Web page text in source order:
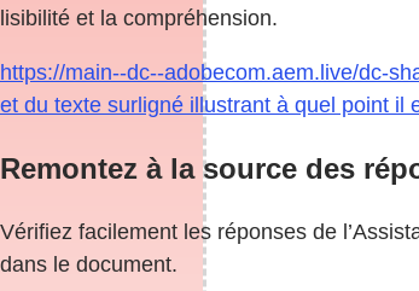
lisibilité et la compréhension.
https://main--dc--adobecom.aem.live/dc-
et du texte surligné illustrant à quel point il
Remontez à la source des
Vérifiez facilement les réponses de
dans le document.